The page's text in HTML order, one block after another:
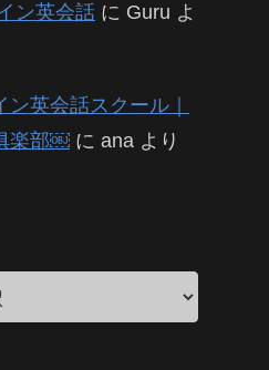
ン英会話 に Guru よ
ン英会話スクール｜
楽部￼ に ana より